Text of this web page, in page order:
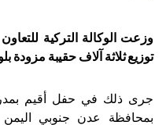
وزعت الوكالة التركية
توزيع ثلاثة آلاف حقيبة
جرى ذلك في حفل أقيم
بمحافظة عدن جنوبي اليمن